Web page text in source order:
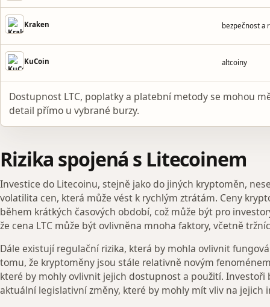
Kraken bezpečnost a
KuCoin altcoiny
Dostupnost LTC, poplatky a platební metody se mohou
detail přímo u vybrané burzy.
Rizika spojená s Litecoinem
Investice do Litecoinu, stejně jako do jiných kryptoměn,
volatilita cen, která může vést k rychlým ztrátám. Ceny
během krátkých časových období, což může být pro
že cena LTC může být ovlivněna mnoha faktory, včetně
Dále existují regulační rizika, která by mohla ovlivnit
tomu, že kryptoměny jsou stále relativně novým
které by mohly ovlivnit jejich dostupnost a použití.
aktuální legislativní změny, které by mohly mít vliv na jejich